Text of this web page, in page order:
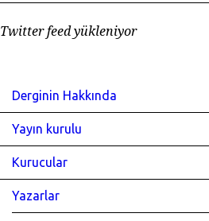
Twitter feed yükleniyor
Derginin Hakkında
Yayın kurulu
Kurucular
Yazarlar